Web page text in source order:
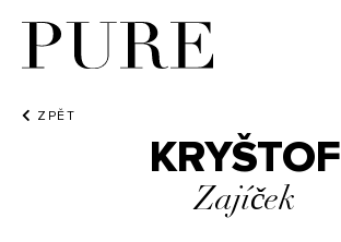
ZPĚT
KRYŠTOF
Zajíček